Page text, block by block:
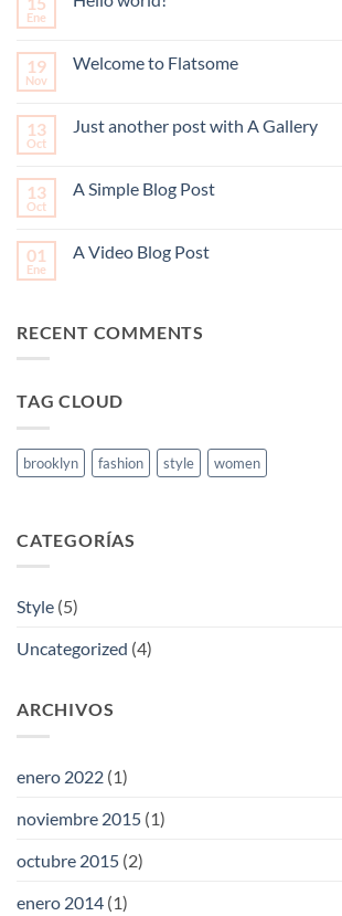
Ene
19
Nov
Welcome to Flatsome
13
Oct
Just another post with A Gallery
13
Oct
A Simple Blog Post
01
Ene
A Video Blog Post
RECENT COMMENTS
TAG CLOUD
brooklyn fashion style women
CATEGORÍAS
Style (5)
Uncategorized (4)
ARCHIVOS
enero 2022 (1)
noviembre 2015 (1)
octubre 2015 (2)
enero 2014 (1)